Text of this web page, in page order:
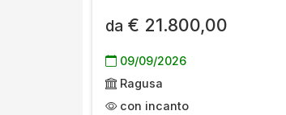
da € 21.800,00
09/09/2026
Ragusa
con incanto